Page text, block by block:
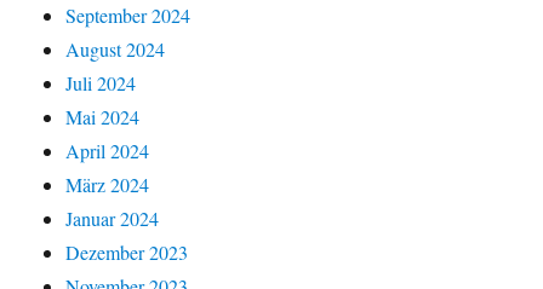
September 2024
August 2024
Juli 2024
Mai 2024
April 2024
März 2024
Januar 2024
Dezember 2023